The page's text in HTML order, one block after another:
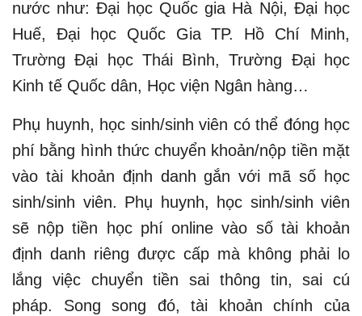
nước như: Đại học Quốc gia Hà Nội, Đại học
Huế, Đại học Quốc Gia TP. Hồ Chí Minh,
Trường Đại học Thái Bình, Trường Đại học
Kinh tế Quốc dân, Học viện Ngân hàng…
Phụ huynh, học sinh/sinh viên có thể đóng học
phí bằng hình thức chuyển khoản/nộp tiền mặt
vào tài khoản định danh gắn với mã số học
sinh/sinh viên. Phụ huynh, học sinh/sinh viên
sẽ nộp tiền học phí online vào số tài khoản
định danh riêng được cấp mà không phải lo
lắng việc chuyển tiền sai thông tin, sai cú
pháp. Song song đó, tài khoản chính của